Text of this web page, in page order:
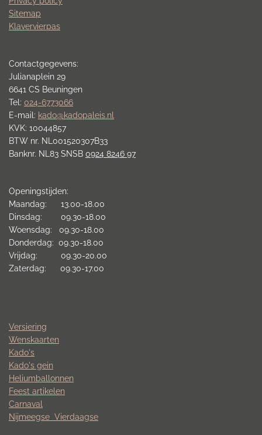
Sitemap
Klavervierpas
Contactgegevens:
Julianaplein 29
6641 CS Beuningen
Tel: 024-6773066
E-mail: kado@kadopaleis.nl
KVK: 10044857
BTW nr. NL001520307B33
Banknr. NL83 SNSB 0924 8246 97
Openingstijden:
Maandag: 13.00-18.00
Dinsdag: 09.30-18.00
Woensdag: 09.30-18.00
Donderdag: 09.30-18.00
Vrijdag: 09.30-20.00
Zaterdag: 09.30-17.00
Versiering
Wenskaarten
Kado's
Kado's gein
Heliumballonnen
Feest artikelen
Carnaval
Nijmeegse Vierdaagse